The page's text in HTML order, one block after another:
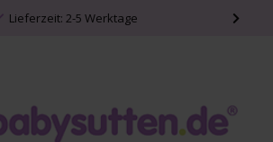
Lieferzeit: 2-5 Werktage